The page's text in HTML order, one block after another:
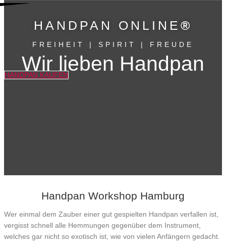
HANDPAN ONLINE ®
FREIHEIT | SPIRIT | FREUDE
Wir lieben Handpan
HANDPAN KAUFEN
Handpan Workshop Hamburg
Wer einmal dem Zauber einer gut gespielten Handpan verfallen ist,
vergisst schnell alle Hemmungen gegenüber dem Instrument,
welches gar nicht so exotisch ist, wie von vielen Anfängern gedacht.